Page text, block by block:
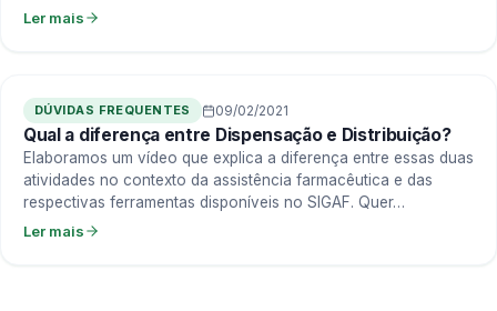
dessas ferramentas…
Ler mais
DÚVIDAS FREQUENTES 09/02/2021
Qual a diferença entre Dispensação e Distribuição?
Elaboramos um vídeo que explica a diferença entre essas duas
atividades no contexto da assistência farmacêutica e das
respectivas ferramentas disponíveis no SIGAF. Quer…
Ler mais